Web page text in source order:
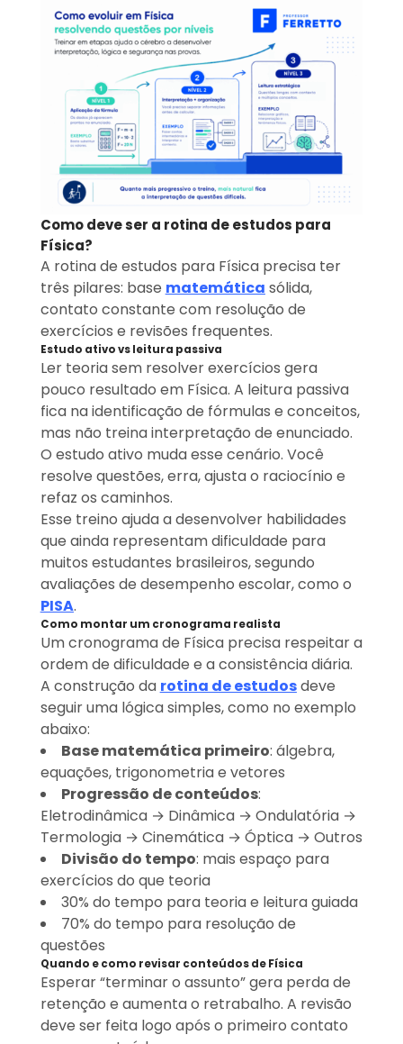
Como deve ser a rotina de estudos para
Física?
A rotina de estudos para Física precisa ter
três pilares: base matemática sólida,
contato constante com resolução de
exercícios e revisões frequentes.
Estudo ativo vs leitura passiva
Ler teoria sem resolver exercícios gera
pouco resultado em Física. A leitura passiva
fica na identificação de fórmulas e conceitos,
mas não treina interpretação de enunciado.
O estudo ativo muda esse cenário. Você
resolve questões, erra, ajusta o raciocínio e
refaz os caminhos.
Esse treino ajuda a desenvolver habilidades
que ainda representam dificuldade para
muitos estudantes brasileiros, segundo
avaliações de desempenho escolar, como o
PISA.
Como montar um cronograma realista
Um cronograma de Física precisa respeitar a
ordem de dificuldade e a consistência diária.
A construção da rotina de estudosdeve
seguir uma lógica simples, como no exemplo
abaixo:
Base matemática primeiro: álgebra,
equações, trigonometria e vetores
Progressão de conteúdos:
Eletrodinâmica → Dinâmica → Ondulatória →
Termologia → Cinemática → Óptica → Outros
Divisão do tempo: mais espaço para
exercícios do que teoria
30% do tempo para teoria e leitura guiada
70% do tempo para resolução de
questões
Quando e como revisar conteúdos de Física
Esperar “terminar o assunto” gera perda de
retenção e aumenta o retrabalho. A revisão
deve ser feita logo após o primeiro contato